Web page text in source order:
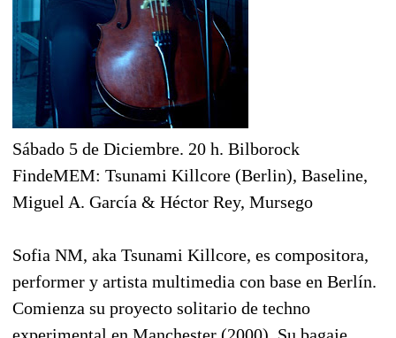
Sábado 5 de Diciembre. 20 h. Bilborock
FindeMEM: Tsunami Killcore (Berlin), Baseline,
Miguel A. García & Héctor Rey, Mursego
Sofia NM, aka Tsunami Killcore, es compositora,
performer y artista multimedia con base en Berlín.
Comienza su proyecto solitario de techno